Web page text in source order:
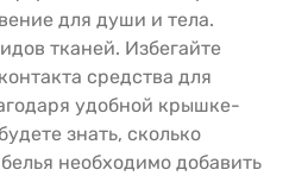
для души и тела.
тканей. Избегайте
средства для
удобной крышке-
знать, сколько
необходимо добавить